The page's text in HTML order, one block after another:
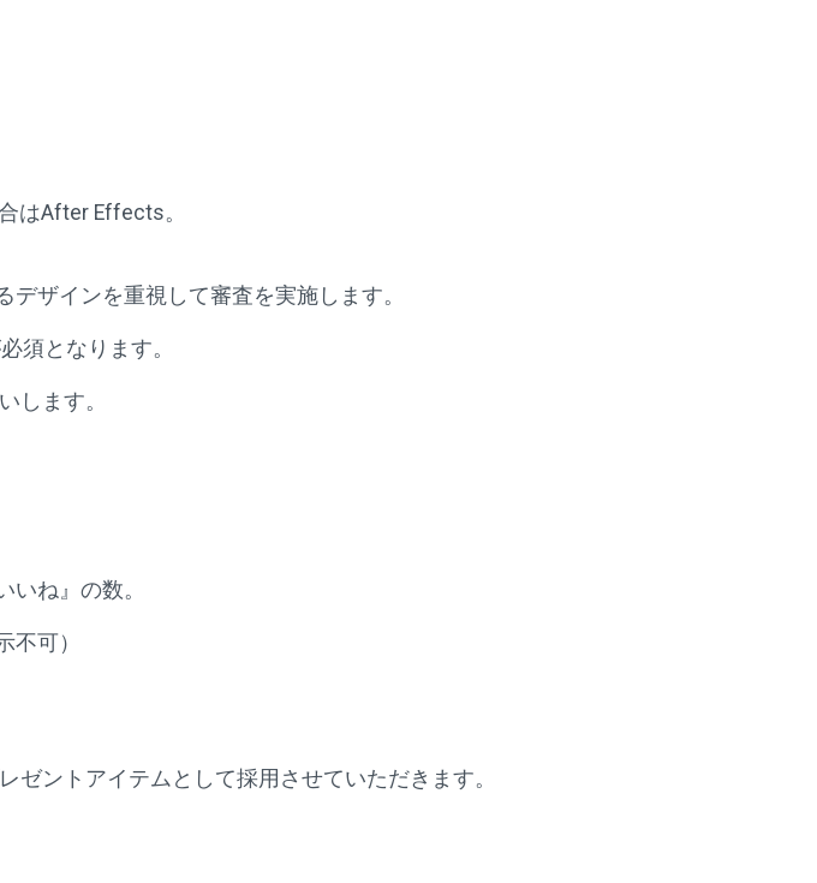
はAfter Effects。
ザインを重視して審査を実施します。
須となります。
します。
いね』の数。
不可）
ゼントアイテムとして採用させていただきます。